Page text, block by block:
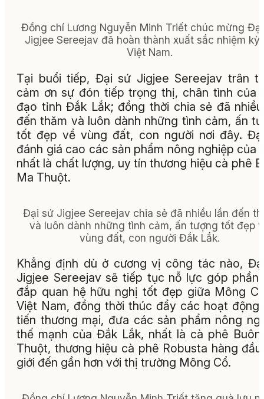
Đồng chí Lương Nguyễn Minh Triết chúc mừng
Jigjee Sereejav đã hoàn thành xuất sắc nhiệm kỳ
Việt Nam.
Tại buổi tiếp, Đại sứ Jigjee Sereejav trân
cảm ơn sự đón tiếp trọng thị, chân tình của
đạo tỉnh Đắk Lắk; đồng thời chia sẻ đã
đến thăm và luôn dành những tình cảm, ấn
tốt đẹp về vùng đất, con người nơi đây.
đánh giá cao các sản phẩm nông nghiệp của
nhất là chất lượng, uy tín thương hiệu cà phê
Ma Thuột.
Đại sứ Jigjee Sereejav chia sẻ đã nhiều lần đến
và luôn dành những tình cảm, ấn tượng tốt đẹp
vùng đất, con người Đắk Lắk.
Khẳng định dù ở cương vị công tác nào,
Jigjee Sereejav sẽ tiếp tục nỗ lực góp phần
đắp quan hệ hữu nghị tốt đẹp giữa Mông
Việt Nam, đồng thời thúc đẩy các hoạt động
tiến thương mại, đưa các sản phẩm nông
thế mạnh của Đắk Lắk, nhất là cà phê
Thuột, thương hiệu cà phê Robusta hàng
giới đến gần hơn với thị trường Mông Cổ.